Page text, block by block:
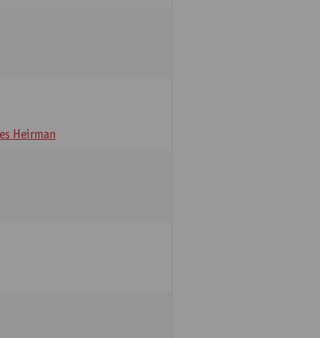
Heirman